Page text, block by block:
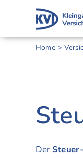
content
Home
Der